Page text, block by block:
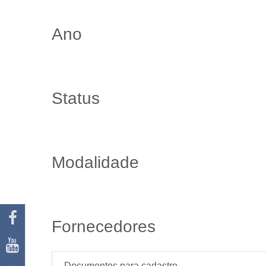
Ano
Status
Modalidade
Fornecedores